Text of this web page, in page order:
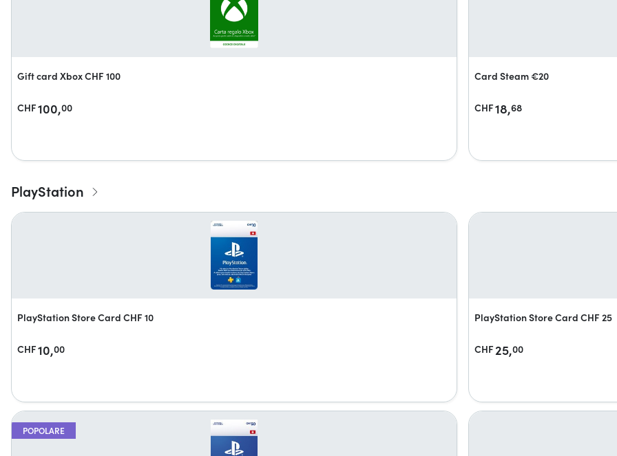
Gift card Xbox CHF 100
CHF100,00
Card Steam €20
CHF18,68
PlayStation
PlayStation Store Card CHF 10
CHF10,00
PlayStation Store Card CHF 25
CHF 25,00
POPOLARE